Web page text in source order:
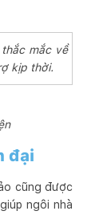
mắc về
kịp thời.
đại
cũng được
ngôi nhà